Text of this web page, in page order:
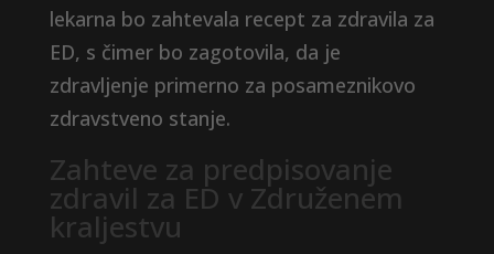
lekarna bo zahtevala recept za zdravila za
ED, s čimer bo zagotovila, da je
zdravljenje primerno za posameznikovo
zdravstveno stanje.
Zahteve za predpisovanje
zdravil za ED v Združenem
kraljestvu